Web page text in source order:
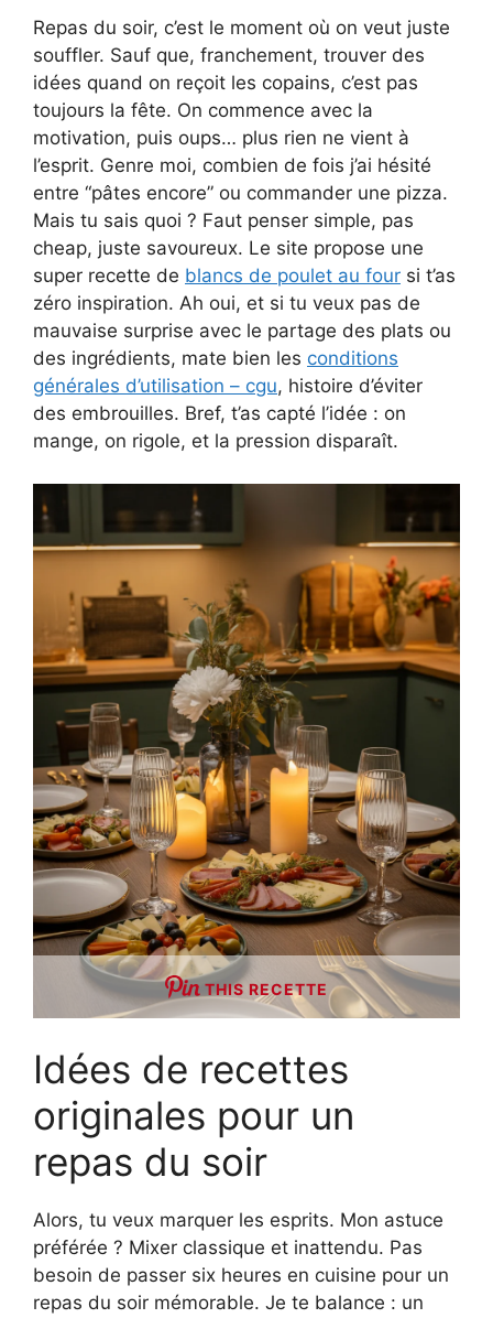
Repas du soir, c’est le moment où on veut juste
souffler. Sauf que, franchement, trouver des
idées quand on reçoit les copains, c’est pas
toujours la fête. On commence avec la
motivation, puis oups… plus rien ne vient à
l’esprit. Genre moi, combien de fois j’ai hésité
entre “pâtes encore” ou commander une pizza.
Mais tu sais quoi ? Faut penser simple, pas
cheap, juste savoureux. Le site propose une
super recette de blancs de poulet au four si t’as
zéro inspiration. Ah oui, et si tu veux pas de
mauvaise surprise avec le partage des plats ou
des ingrédients, mate bien les conditions
générales d’utilisation – cgu, histoire d’éviter
des embrouilles. Bref, t’as capté l’idée : on
mange, on rigole, et la pression disparaît.
THIS RECETTE
Idées de recettes
originales pour un
repas du soir
Alors, tu veux marquer les esprits. Mon astuce
préférée ? Mixer classique et inattendu. Pas
besoin de passer six heures en cuisine pour un
repas du soir mémorable. Je te balance : un